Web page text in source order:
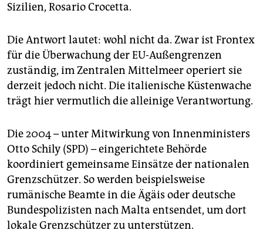
Sizilien, Rosario Crocetta.
Die Antwort lautet: wohl nicht da. Zwar ist Frontex
für die Überwachung der EU-Außengrenzen
zuständig, im Zentralen Mittelmeer operiert sie
derzeit jedoch nicht. Die italienische Küstenwache
trägt hier vermutlich die alleinige Verantwortung.
Die 2004 – unter Mitwirkung von Innenministers
Otto Schily (SPD) – eingerichtete Behörde
koordiniert gemeinsame Einsätze der nationalen
Grenzschützer. So werden beispielsweise
rumänische Beamte in die Ägäis oder deutsche
Bundespolizisten nach Malta entsendet, um dort
lokale Grenzschützer zu unterstützen.